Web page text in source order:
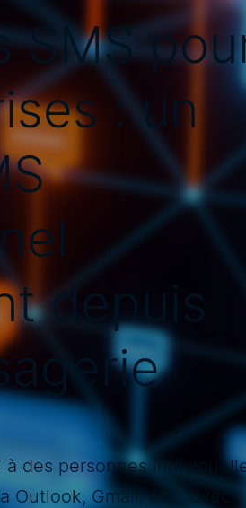
SMS
: un
depuis
des personnes
Outlook, Gmail, etc., avec